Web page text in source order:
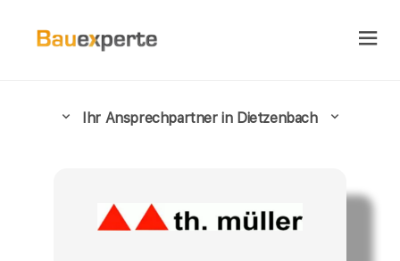
Ihr Ansprechpartner in Dietzenbach